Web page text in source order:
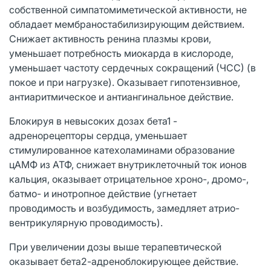
собственной симпатомиметической активности, не
обладает мембраностабилизирующим действием.
Снижает активность ренина плазмы крови,
уменьшает потребность миокарда в кислороде,
уменьшает частоту сердечных сокращений (ЧСС) (в
покое и при нагрузке). Оказывает гипотензивное,
антиаритмическое и антиангинальное действие.
Блокируя в невысоких дозах бета1 -
адренорецепторы сердца, уменьшает
стимулированное катехоламинами образование
цАМФ из АТФ, снижает внутриклеточный ток ионов
кальция, оказывает отрицательное хроно-, дромо-,
батмо- и инотропное действие (угнетает
проводимость и возбудимость, замедляет атрио-
вентрикулярную проводимость).
При увеличении дозы выше терапевтической
оказывает бета2-адреноблокирующее действие.